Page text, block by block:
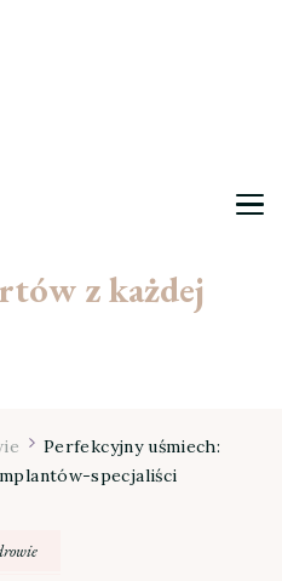
z każdej
Perfekcyjny uśmiech:
specjaliści